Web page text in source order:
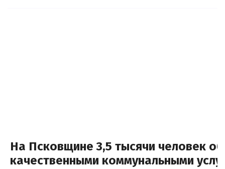
На Псковщине 3,5 тысячи человек
качественными коммунальными